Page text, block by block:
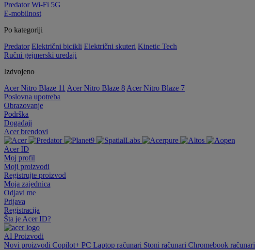
Predator Wi-Fi 5G
E-mobilnost
Po kategoriji
Predator Električni bicikli Električni skuteri Kinetic Tech
Ručni gejmerski uređaji
Izdvojeno
Acer Nitro Blaze 11 Acer Nitro Blaze 8 Acer Nitro Blaze 7
Poslovna upotreba
Obrazovanje
Podrška
Događaji
Acer brendovi
Acer ID
Moj profil
Moji proizvodi
Registrujte proizvod
Moja zajednica
Odjavi me
Prijava
Registracija
Šta je Acer ID?
AI Proizvodi
Novi proizvodi Copilot+ PC Laptop računari Stoni računari Chromebook računari